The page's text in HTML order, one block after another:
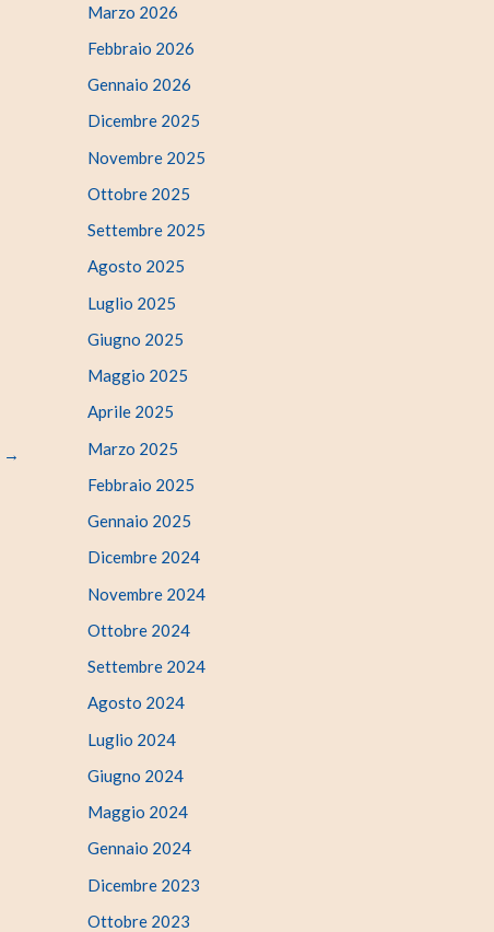
→
Marzo 2026
Febbraio 2026
Gennaio 2026
Dicembre 2025
Novembre 2025
Ottobre 2025
Settembre 2025
Agosto 2025
Luglio 2025
Giugno 2025
Maggio 2025
Aprile 2025
Marzo 2025
Febbraio 2025
Gennaio 2025
Dicembre 2024
Novembre 2024
Ottobre 2024
Settembre 2024
Agosto 2024
Luglio 2024
Giugno 2024
Maggio 2024
Gennaio 2024
Dicembre 2023
Ottobre 2023